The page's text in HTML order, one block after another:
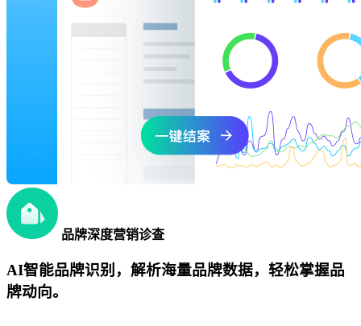
品牌深度营销诊查
AI智能品牌识别，解析海量品牌数据，轻松掌握品
牌动向。